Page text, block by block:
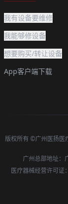
我有设备要维修
我能够修设备
想要购买/转让设备
App客户端下载
版权所有 ©广州医扬医
广州总部地址：
医疗器械经营许可证：